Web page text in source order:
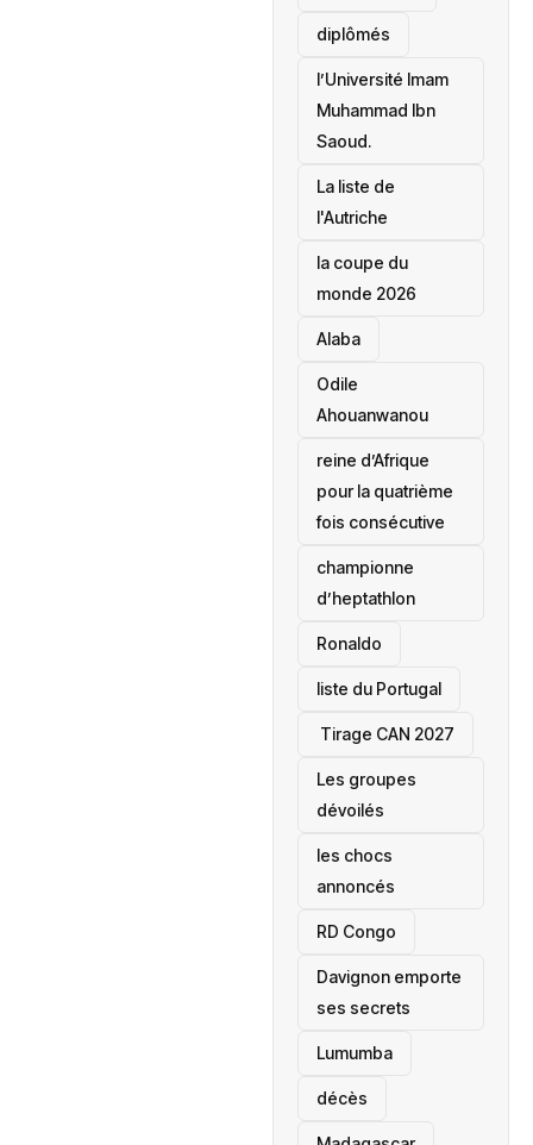
diplômés
l’Université Imam
Muhammad Ibn
Saoud.
‎La liste de
l'Autriche
la coupe du
monde 2026
Alaba
Odile
Ahouanwanou
reine d’Afrique
pour la quatrième
fois consécutive
championne
d’heptathlon
Ronaldo
liste du Portugal
‎ Tirage CAN 2027
Les groupes
dévoilés
les chocs
annoncés
‎RD Congo
Davignon emporte
ses secrets
Lumumba
décès